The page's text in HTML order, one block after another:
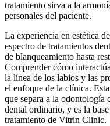
tratamiento sirva a la
personales del paciente.
La experiencia en estética
espectro de tratamientos
de blanqueamiento hasta
Comprender cómo
la línea de los labios y las
el enfoque de la clínica.
que separa a la odontología
dental ordinario, y es la
tratamiento de Vitrin Clinic.